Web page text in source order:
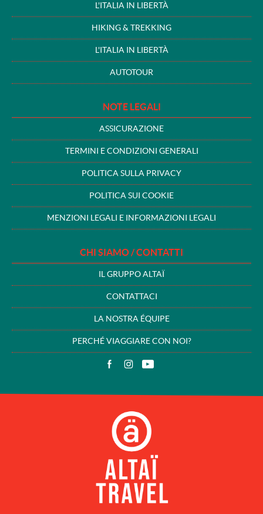
L'ITALIA IN LIBERTÀ
HIKING & TREKKING
L'ITALIA IN LIBERTÀ
AUTOTOUR
NOTE LEGALI
ASSICURAZIONE
TERMINI E CONDIZIONI GENERALI
POLITICA SULLA PRIVACY
POLITICA SUI COOKIE
MENZIONI LEGALI E INFORMAZIONI LEGALI
CHI SIAMO / CONTATTI
IL GRUPPO ALTAÏ
CONTATTACI
LA NOSTRA ÉQUIPE
PERCHÉ VIAGGIARE CON NOI?